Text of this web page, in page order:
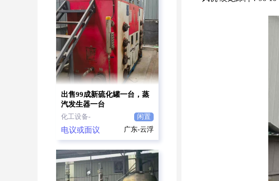
出售99成新硫化罐一台，蒸
汽发生器一台
化工设备- 闲置
电议或面议 广东-云浮